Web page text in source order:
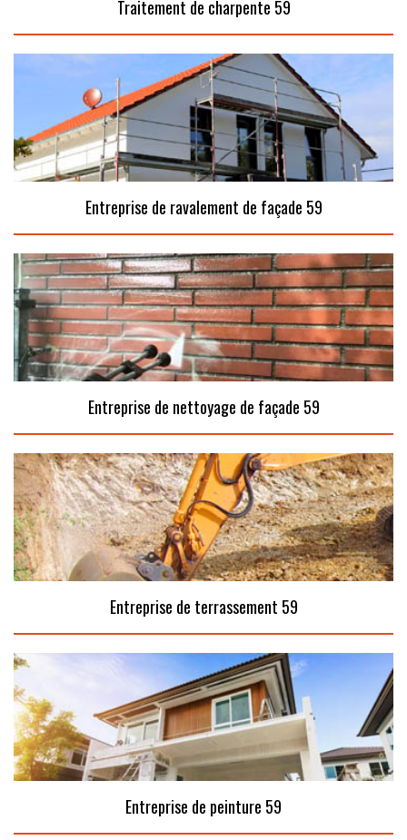
Traitement de charpente 59
Entreprise de ravalement de façade 59
Entreprise de nettoyage de façade 59
Entreprise de terrassement 59
Entreprise de peinture 59